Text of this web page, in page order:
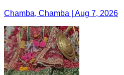
Chamba, Chamba | Aug 7, 2026